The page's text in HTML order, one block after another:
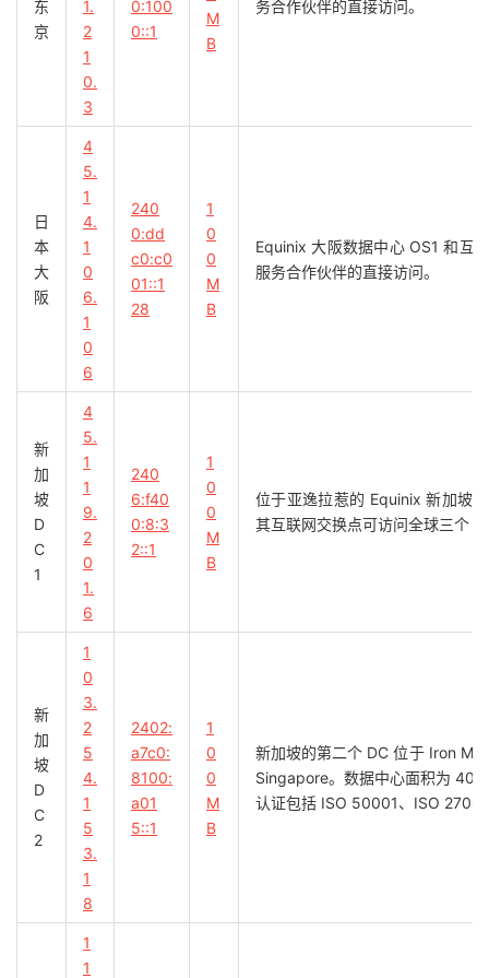
东
京
1.
2
1
0.
3
0:100
0::1
M
B
务合作伙伴的直接访问。
日
本
大
阪
4
5.
1
4.
1
0
6.
1
0
6
240
0:dd
c0:c0
01::1
28
1
0
0
M
B
Equinix 大阪数据中心 OS1 和互
服务合作伙伴的直接访问。
新
加
坡
D
C
1
4
5.
1
1
9.
2
0
1.
6
240
6:f40
0:8:3
2::1
1
0
0
M
B
位于亚逸拉惹的 Equinix 新加坡
其互联网交换点可访问全球三个
新
加
坡
D
C
2
1
0
3.
2
5
4.
1
5
3.
1
8
2402:
a7c0:
8100:
a01
5::1
1
0
0
M
B
新加坡的第二个 DC 位于 Iron
Singapore。数据中心面积为
认证包括 ISO 50001、ISO
1
1